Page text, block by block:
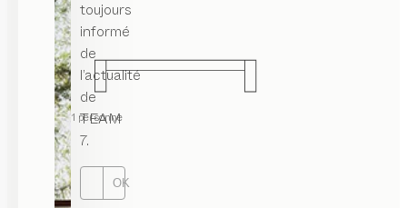
toujours
informé
de
l’actualité
de
TEAM
7.
OK
lit 1 personne